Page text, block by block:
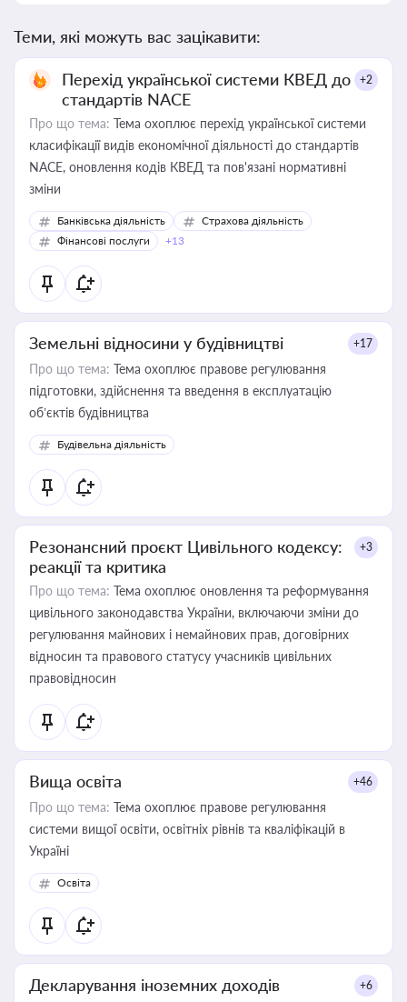
Теми, які можуть вас зацікавити:
Перехід української системи КВЕД до
стандартів NACE
+2
Про що тема: Тема охоплює перехід української системи
класифікації видів економічної діяльності до стандартів
NACE, оновлення кодів КВЕД та пов'язані нормативні
зміни
Банківська діяльність
Страхова діяльність
Фінансові послуги
+13
Земельні відносини у будівництві +17
Про що тема: Тема охоплює правове регулювання
підготовки, здійснення та введення в експлуатацію
об’єктів будівництва
Будівельна діяльність
Резонансний проєкт Цивільного кодексу:
реакції та критика
+3
Про що тема: Тема охоплює оновлення та реформування
цивільного законодавства України, включаючи зміни до
регулювання майнових і немайнових прав, договірних
відносин та правового статусу учасників цивільних
правовідносин
Вища освіта +46
Про що тема: Тема охоплює правове регулювання
системи вищої освіти, освітніх рівнів та кваліфікацій в
Україні
Освіта
Декларування іноземних доходів +6